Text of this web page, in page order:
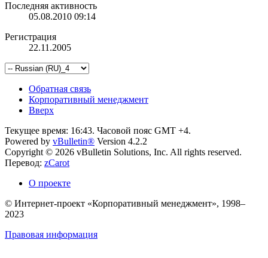
Последняя активность
05.08.2010 09:14
Регистрация
22.11.2005
Обратная связь
Корпоративный менеджмент
Вверх
Текущее время: 16:43. Часовой пояс GMT +4.
Powered by vBulletin® Version 4.2.2
Copyright © 2026 vBulletin Solutions, Inc. All rights reserved.
Перевод: zCarot
О проекте
© Интернет-проект «Корпоративный менеджмент», 1998–
2023
Правовая информация